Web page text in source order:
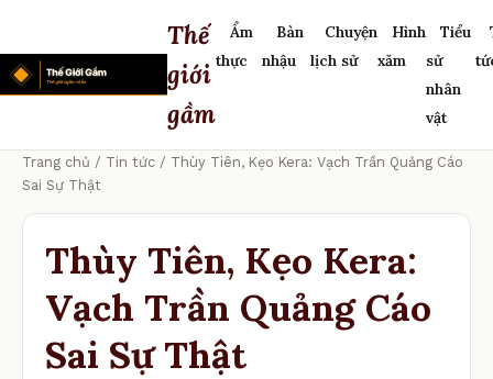
Thế
giới
gầm
Ẩm
thực
Bàn
nhậu
Chuyện
lịch sử
Hình
xăm
Tiểu
sử
nhân
vật
Trang chủ / Tin tức / Thùy Tiên, Kẹo Kera: Vạch Trần Quảng Cáo
Sai Sự Thật
Thùy Tiên, Kẹo Kera:
Vạch Trần Quảng Cáo
Sai Sự Thật